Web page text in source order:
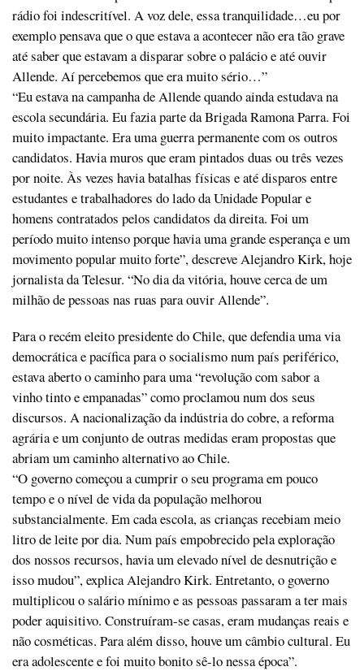
rádio foi indescritível. A voz dele, essa tranquilidade…eu por
exemplo pensava que o que estava a acontecer não era tão grave
até saber que estavam a disparar sobre o palácio e até ouvir
Allende. Aí percebemos que era muito sério…”
“Eu estava na campanha de Allende quando ainda estudava na
escola secundária. Eu fazia parte da Brigada Ramona Parra. Foi
muito impactante. Era uma guerra permanente com os outros
candidatos. Havia muros que eram pintados duas ou três vezes
por noite. Às vezes havia batalhas físicas e até disparos entre
estudantes e trabalhadores do lado da Unidade Popular e
homens contratados pelos candidatos da direita. Foi um
período muito intenso porque havia uma grande esperança e um
movimento popular muito forte”, descreve Alejandro Kirk, hoje
jornalista da Telesur. “No dia da vitória, houve cerca de um
milhão de pessoas nas ruas para ouvir Allende”.
Para o recém eleito presidente do Chile, que defendia uma via
democrática e pacífica para o socialismo num país periférico,
estava aberto o caminho para uma “revolução com sabor a
vinho tinto e empanadas” como proclamou num dos seus
discursos. A nacionalização da indústria do cobre, a reforma
agrária e um conjunto de outras medidas eram propostas que
abriam um caminho alternativo ao Chile.
“O governo começou a cumprir o seu programa em pouco
tempo e o nível de vida da população melhorou
substancialmente. Em cada escola, as crianças recebiam meio
litro de leite por dia. Num país empobrecido pela exploração
dos nossos recursos, havia um elevado nível de desnutrição e
isso mudou”, explica Alejandro Kirk. Entretanto, o governo
multiplicou o salário mínimo e as pessoas passaram a ter mais
poder aquisitivo. Construíram-se casas, eram mudanças reais e
não cosméticas. Para além disso, houve um câmbio cultural. Eu
era adolescente e foi muito bonito sê-lo nessa época”.